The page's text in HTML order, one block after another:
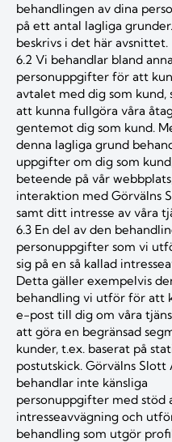
behandlingen av dina
på ett antal lagliga grunder.
beskrivs i det här avsnittet.
6.2 Vi behandlar bland
personuppgifter för att
avtalet med dig som kund,
att kunna fullgöra våra
gentemot dig som kund.
denna lagliga grund
uppgifter om dig som
beteende på vår
interaktion med Görvälns
samt ditt intresse av våra
6.3 En del av den
personuppgifter som vi
sig på en så kallad
Detta gäller exempelvis
behandling vi utför för att
e-post till dig om våra
att göra en begränsad
kunder, t.ex. baserat på
postutskick. Görvälns Slott
behandlar inte känsliga
personuppgifter med stöd
intresseavvägning och
behandling som utgör